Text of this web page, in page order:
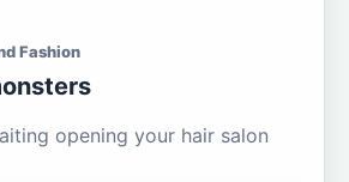
Fashion
opening your hair salon